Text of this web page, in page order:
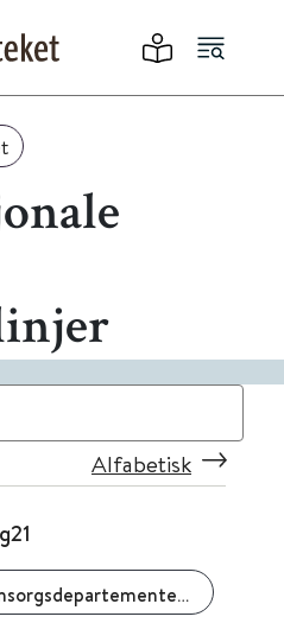
Alfabetisk
Helse- og omsorgsdepartementet (HOD)